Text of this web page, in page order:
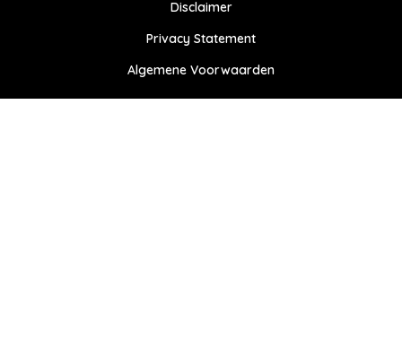
Disclaimer
Privacy Statement
Algemene Voorwaarden